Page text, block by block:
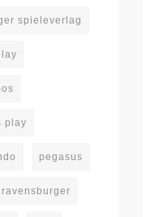
spieleverlag
play
pegasus
ravensburger